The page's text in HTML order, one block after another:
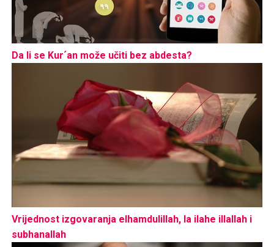
Da li se Kur´an može učiti bez abdesta?
Vrijednost izgovaranja elhamdulillah, la ilahe illallah i
subhanallah